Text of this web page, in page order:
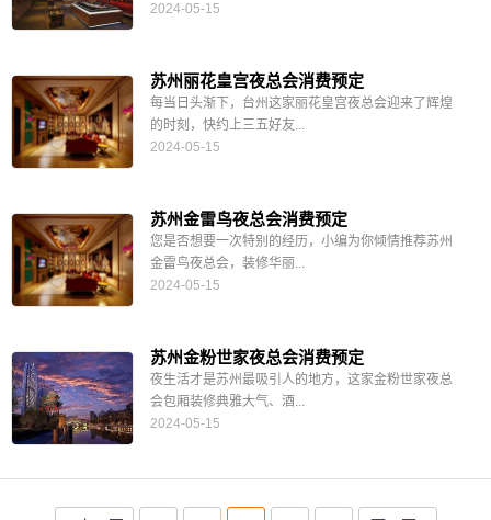
2024-05-15
苏州丽花皇宫夜总会消费预定
每当日头渐下，台州这家丽花皇宫夜总会迎来了辉煌
的时刻，快约上三五好友...
2024-05-15
苏州金雷鸟夜总会消费预定
您是否想要一次特别的经历，小编为你倾情推荐苏州
金雷鸟夜总会，装修华丽...
2024-05-15
苏州金粉世家夜总会消费预定
夜生活才是苏州最吸引人的地方，这家金粉世家夜总
会包厢装修典雅大气、酒...
2024-05-15